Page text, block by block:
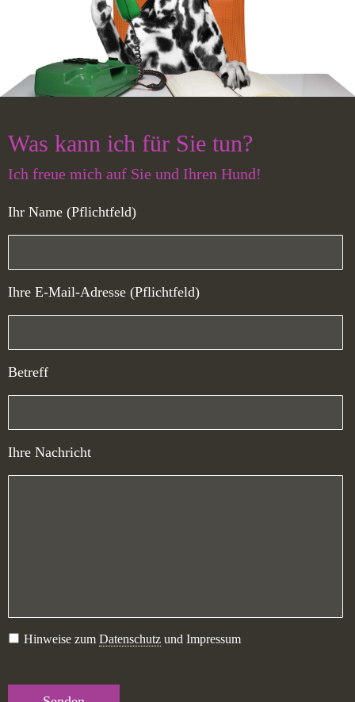
Was kann ich für Sie tun?
Ich freue mich auf Sie und Ihren Hund!
Ihr Name (Pflichtfeld)
Ihre E-Mail-Adresse (Pflichtfeld)
Betreff
Ihre Nachricht
Hinweise zum Datenschutz und Impressum